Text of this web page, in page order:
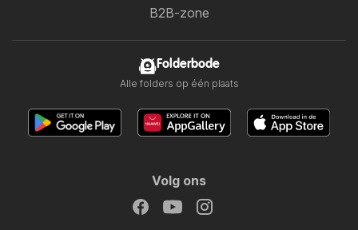
B2B-zone
Folderbode
Alle folders op één plaats
Volg ons